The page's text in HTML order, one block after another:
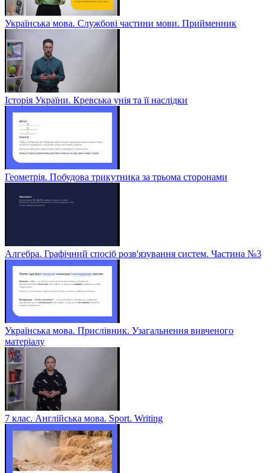
Українська мова. Службові частини мови. Прийменник
Історія України. Кревська унія та її наслідки
Геометрія. Побудова трикутника за трьома сторонами
Алгебра. Графічний спосіб розв'язування систем. Частина №3
Українська мова. Прислівник. Узагальнення вивченого
матеріалу
7 клас. Англійська мова. Sport. Writing